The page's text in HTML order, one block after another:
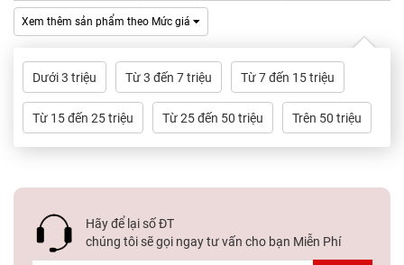
Xem thêm sản phẩm theo Mức giá
Dưới 3 triệu Từ 3 đến 7 triệu Từ 7 đến 15 triệu
Từ 15 đến 25 triệu Từ 25 đến 50 triệu Trên 50 triệu
Hãy để lại số ĐT
chúng tôi sẽ gọi ngay tư vấn cho bạn Miễn Phí